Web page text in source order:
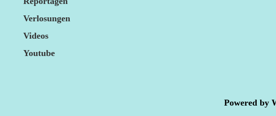
Verlosungen
Videos
Youtube
Powered by